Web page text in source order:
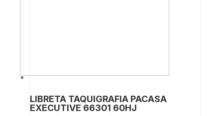
LIBRETA TAQUIGRAFIA PACASA
EXECUTIVE 66301 60HJ